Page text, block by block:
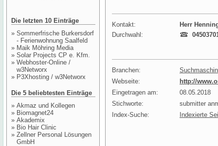
Die letzten 10 Einträge
» Sommerfrische Burkersdorf
- Ferienwohnung Saalfeld
» Maik Möhring Media
» Solar Projects CP e. Kfm.
» Webhoster-Online /
w3Networx
» P3Xhosting / w3Networx
Die 5 beliebtesten Einträge
» Akmaz und Kollegen
» Biomagnet24
» Akademix
» Bio Hair Clinic
» Zellner Personal Lösungen
GmbH
Kontakt:
Herr
Durchwahl:
Branchen:
Webseite:
http://
Eingetragen am:
08.05.2018
Stichworte:
submitter
Index-Suche:
Indexierte